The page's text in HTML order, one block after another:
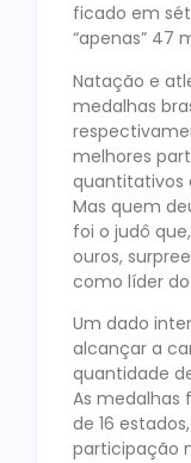
ficado em
“apenas” 47
Natação e
medalhas
melhores
quantitativos
Mas quem
foi o judô
ouros,
como líder
Um dado
alcançar a
quantidade
As medalhas
de 16
participação